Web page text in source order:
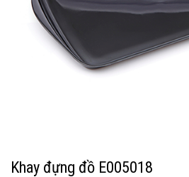
Khay đựng đồ E005018